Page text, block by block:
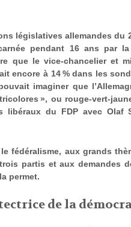
législatives allemandes du
pendant 16 ans par
que le vice-chancelier et
encore à 14 % dans les
imaginer que
», ou rouge-vert-
libéraux du FDP avec Olaf
fédéralisme, aux grands
partis et aux demandes
permet.
de la